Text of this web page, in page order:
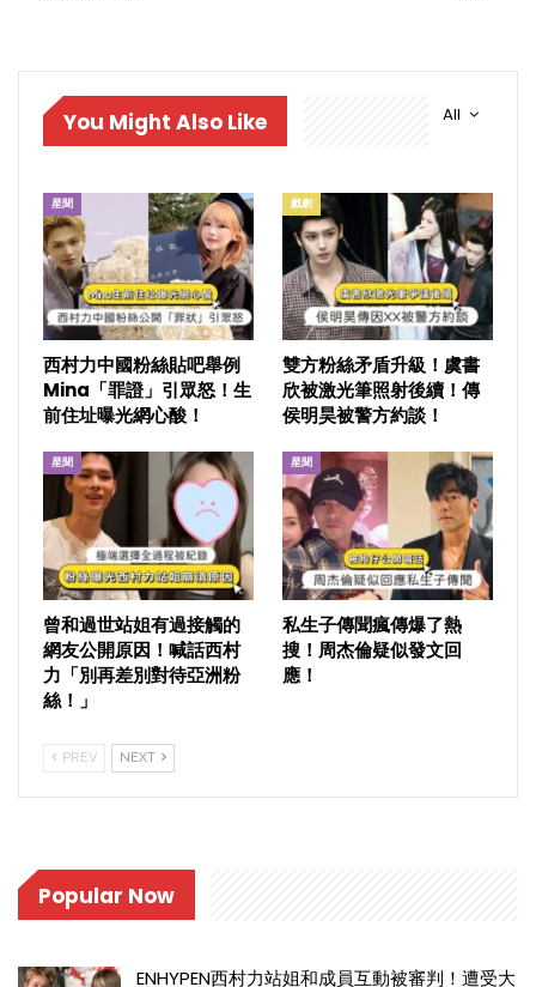
All
You Might Also Like
星聞
西村力中國粉絲貼吧舉例
Mina「罪證」引眾怒！生
前住址曝光網心酸！
戲劇
雙方粉絲矛盾升級！虞書
欣被激光筆照射後續！傳
侯明昊被警方約談！
星聞
曾和過世站姐有過接觸的
網友公開原因！喊話西村
力「別再差別對待亞洲粉
絲！」
星聞
私生子傳聞瘋傳爆了熱
搜！周杰倫疑似發文回
應！
PREV NEXT
Popular Now
ENHYPEN西村力站姐和成員互動被審判！遭受大